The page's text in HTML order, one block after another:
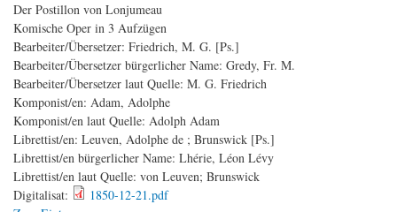
Der Postillon von Lonjumeau
Komische Oper in 3 Aufzügen
Bearbeiter/Übersetzer: Friedrich, M. G. [Ps.]
Bearbeiter/Übersetzer bürgerlicher Name: Gredy, Fr. M.
Bearbeiter/Übersetzer laut Quelle: M. G. Friedrich
Komponist/en: Adam, Adolphe
Komponist/en laut Quelle: Adolph Adam
Librettist/en: Leuven, Adolphe de ; Brunswick [Ps.]
Librettist/en bürgerlicher Name: Lhérie, Léon Lévy
Librettist/en laut Quelle: von Leuven; Brunswick
Digitalisat:
1850-12-21.pdf